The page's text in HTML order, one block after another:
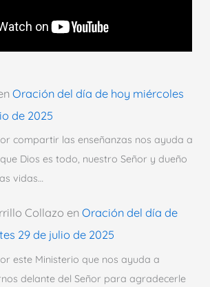
Oración del día de hoy miércoles
de 2025
compartir las enseñanzas nos ayuda a
Dios es todo, nuestro Señor y dueño
vidas…
Collazo en Oración del día de
29 de julio de 2025
este Ministerio que nos ayuda a
delante del Señor para agradecerle